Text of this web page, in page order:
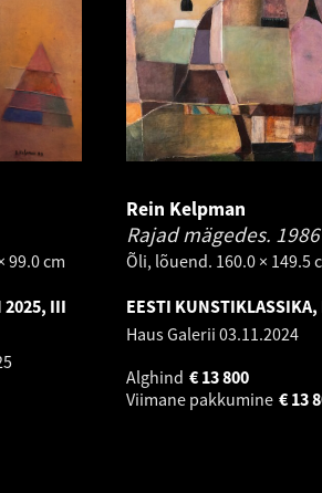
99.0 cm
2025, III
Rein Kelpman
Rajad mägedes. 1986
Õli, lõuend. 160.0 × 149.5
EESTI KUNSTIKLASSIKA,
Haus Galerii 03.11.2024
Alghind
13 800
€
Viimane pakkumine
13
€